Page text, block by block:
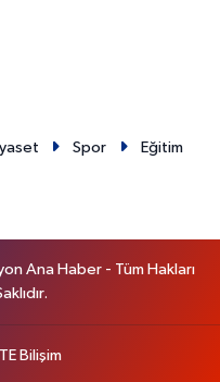
Spor
Eğitim
Ana Haber - Tüm Hakları
TE Bilişim